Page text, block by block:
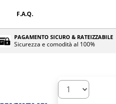
F.A.Q.
PAGAMENTO SICURO & RATEIZZABILE
Sicurezza e comodità al 100%
Quantità